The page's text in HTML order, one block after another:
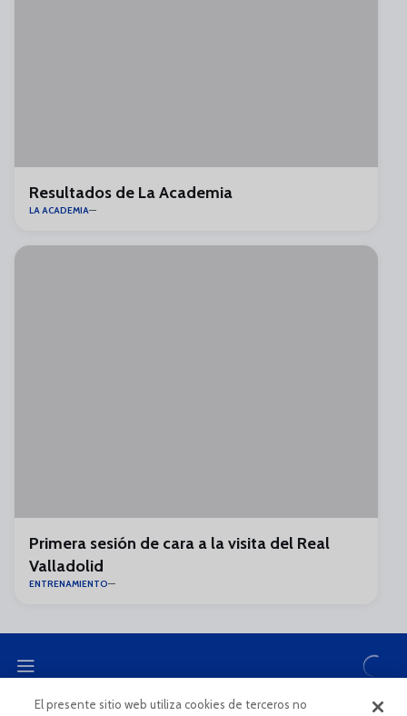
Resultados de La Academia
LA ACADEMIA
Primera sesión de cara a la visita del Real
Valladolid
ENTRENAMIENTO
El presente sitio web utiliza cookies de terceros no